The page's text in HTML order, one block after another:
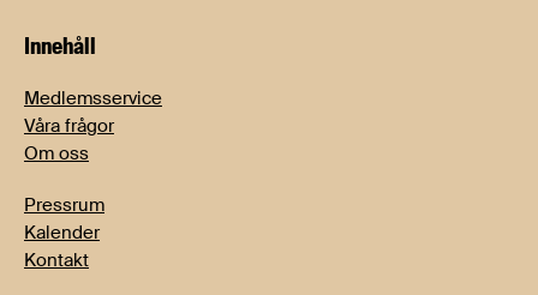
Innehåll
Medlemsservice
Våra frågor
Om oss
Pressrum
Kalender
Kontakt